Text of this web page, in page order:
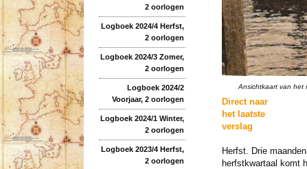
2 oorlogen
Logboek 2024/4 Herfst,
2 oorlogen
Logboek 2024/3 Zomer,
2 oorlogen
Logboek 2024/2
Voorjaar, 2 oorlogen
Logboek 2024/1 Winter,
2 oorlogen
Logboek 2023/4 Herfst,
2 oorlogen
Ansichtkaart van het
Direct naar
het laatste
verslag
Herfst. Drie
herfstkwartaal komt